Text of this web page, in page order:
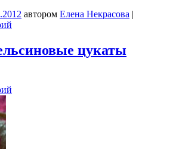
автором Елена Некрасова |
цукаты